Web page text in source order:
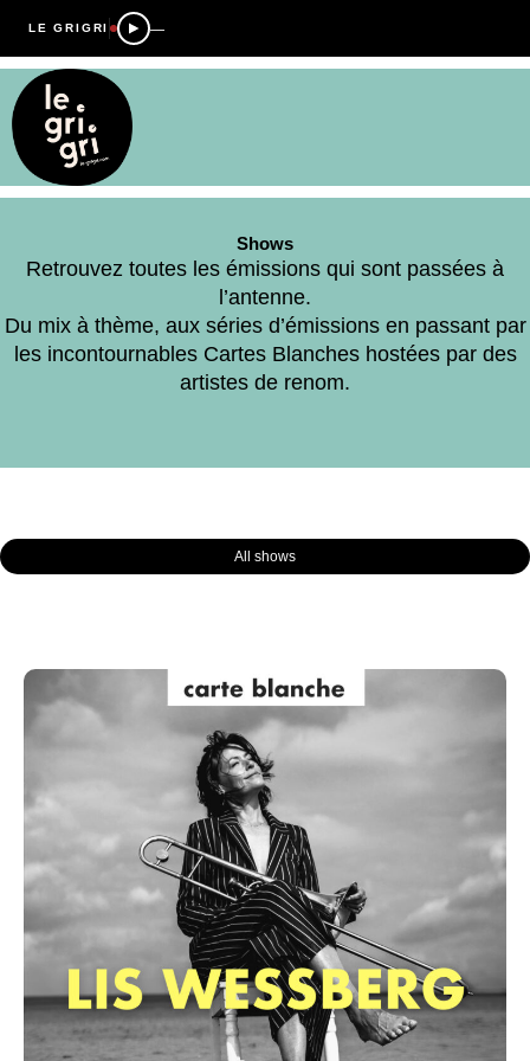
LE GRIGRI —
Shows
Retrouvez toutes les émissions qui sont passées à
l’antenne.
Du mix à thème, aux séries d’émissions en passant par
les incontournables Cartes Blanches hostées par des
artistes de renom.
All shows